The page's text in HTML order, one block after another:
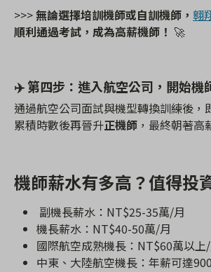
>>>無論選擇培訓機師或自訓機師， 翱
順利通過考試，成為高薪機師！ 🚀
✈第四步：進入航空公司，開始機
通過航空公司面試與機型轉換訓練後，
累積時數後再晉升正機師 ，最終朝著高
機師薪水有多高？值得投
副機長薪水： NT$25-35萬/月
機長薪水： NT$40-50萬/月
國際航空成熟機長 ： NT$60萬以上/
中東、大陸航空機長 ：年薪可達900